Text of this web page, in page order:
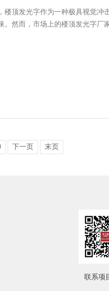
楼顶发光字作为一种极具视觉冲
。然而，市场上的楼顶发光字厂
下一页 末页
联系项